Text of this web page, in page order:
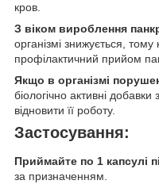
кров.
З віком вироблення
організмі знижується,
профілактичний прийом
Якщо в організмі
біологічно активні
відновити її роботу.
Застосування:
Приймайте по 1 капсулі
за призначенням.